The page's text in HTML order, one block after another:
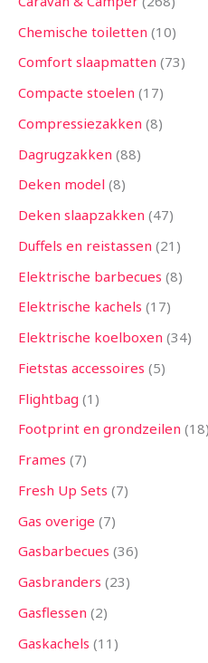
Chemische toiletten 10
Comfort slaapmatten 73
Compacte stoelen 17
Compressiezakken 8
Dagrugzakken 88
Deken model 8
Deken slaapzakken 47
Duffels en reistassen 21
Elektrische barbecues 8
Elektrische kachels 17
Elektrische koelboxen 34
Fietstas accessoires 5
Flightbag 1
Footprint en grondzeilen 18
Frames 7
Fresh Up Sets 7
Gas overige 7
Gasbarbecues 36
Gasbranders 23
Gasflessen 2
Gaskachels 11